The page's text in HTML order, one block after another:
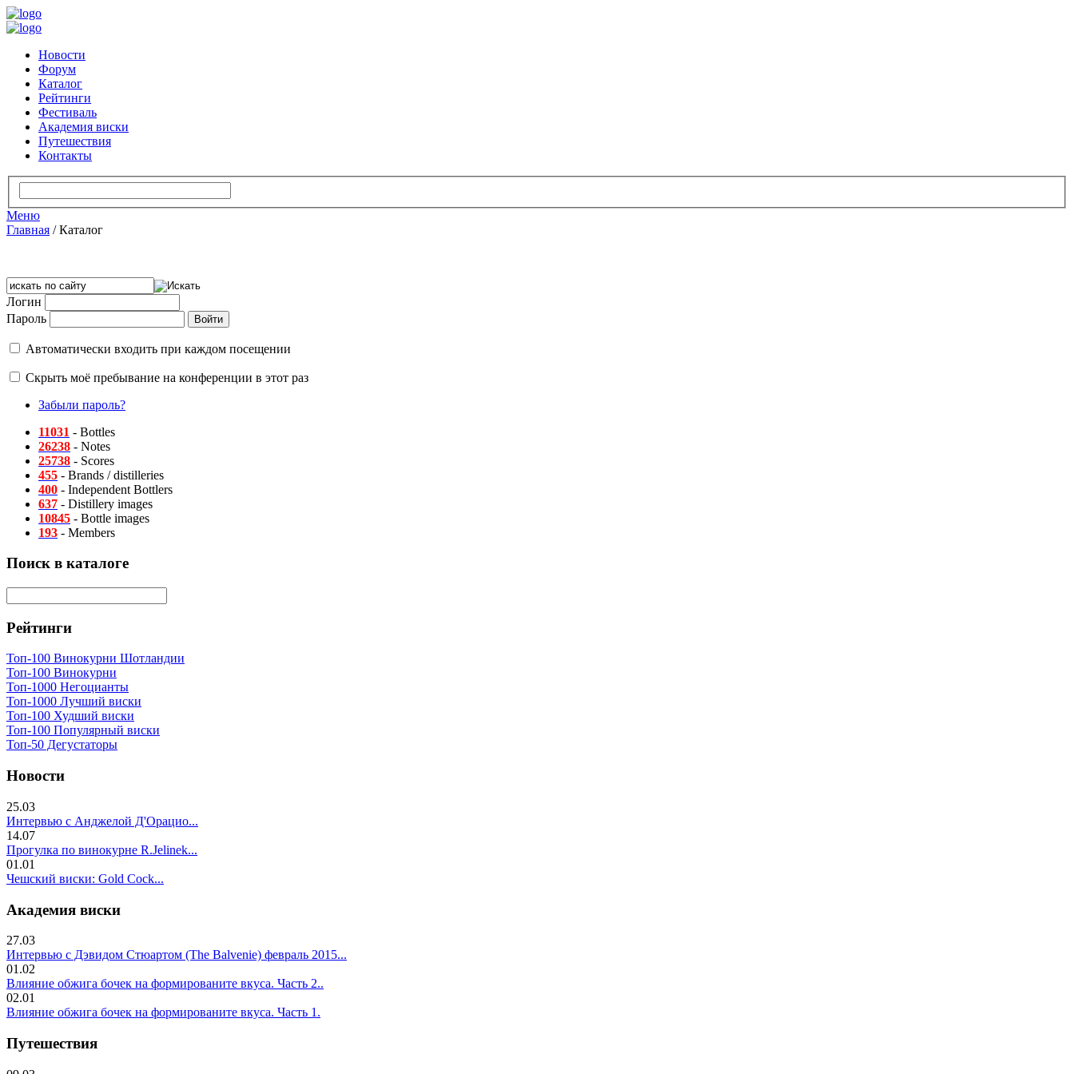
Новости
Форум
Каталог
Рейтинги
Фестиваль
Академия виски
Путешествия
Контакты
Меню
Главная /Каталог
Логин
Пароль
Автоматически входить при каждом посещении
Скрыть моё пребывание на конференции в этот раз
Забыли пароль?
11031 - Bottles
26238 - Notes
25738 - Scores
455 - Brands / distilleries
400 - Independent Bottlers
637 - Distillery images
10845 - Bottle images
193 - Members
Поиск в каталоге
Рейтинги
Топ-100 Винокурни Шотландии
Топ-100 Винокурни
Топ-1000 Негоцианты
Топ-1000 Лучший виски
Топ-100 Худший виски
Топ-100 Популярный виски
Топ-50 Дегустаторы
Новости
25.03
Интервью с Анджелой Д'Орацио...
14.07
Прогулка по винокурне R.Jelinek...
01.01
Чешский виски: Gold Cock...
Академия виски
27.03
Интервью с Дэвидом Стюартом (The Balvenie) февраль 2015...
01.02
Влияние обжига бочек на формированите вкуса. Часть 2..
02.01
Влияние обжига бочек на формированите вкуса. Часть 1.
Путешествия